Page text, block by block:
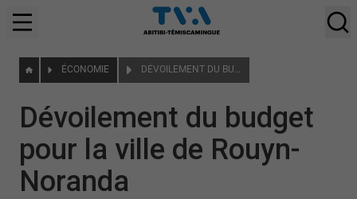
ÉCONOMIE DÉVOILEMENT DU BUDGET POUR LA VILLE DE ROUYN-NORANDA
Dévoilement du budget
pour la ville de Rouyn-
Noranda